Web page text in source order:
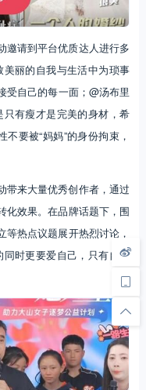
邀请到平台优质达人进行多
丽的自我与生活中为琐事
受自己的每一面；@汤布里
有瘦才是完美的身材，希
要被“妈妈”的身份拘束，
带来大量优秀创作者，通过
化效果。在品牌话题下，围
热点议题展开热烈讨论，
时更要爱自己，只有自己